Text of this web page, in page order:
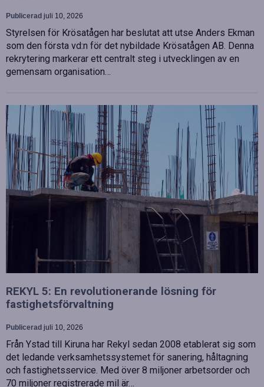
Publicerad juli 10, 2026
Styrelsen för Krösatågen har beslutat att utse Anders Ekman
som den första vd:n för det nybildade Krösatågen AB. Denna
rekrytering markerar ett centralt steg i utvecklingen av en
gemensam organisation…
REKYL 5: En revolutionerande lösning för
fastighetsförvaltning
Publicerad juli 10, 2026
Från Ystad till Kiruna har Rekyl sedan 2008 etablerat sig som
det ledande verksamhetssystemet för sanering, håltagning
och fastighetsservice. Med över 8 miljoner arbetsorder och
70 miljoner registrerade mil är…